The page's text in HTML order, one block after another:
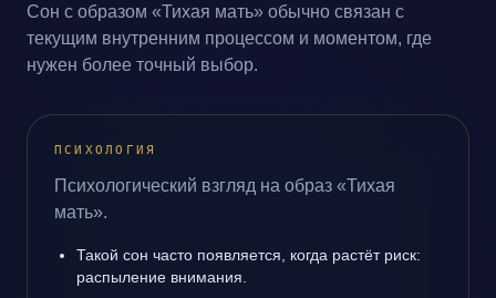
Сон с образом «Тихая мать» обычно связан с
текущим внутренним процессом и моментом, где
нужен более точный выбор.
ПСИХОЛОГИЯ
Психологический взгляд на образ «Тихая
мать».
Такой сон часто появляется, когда растёт риск:
распыление внимания.